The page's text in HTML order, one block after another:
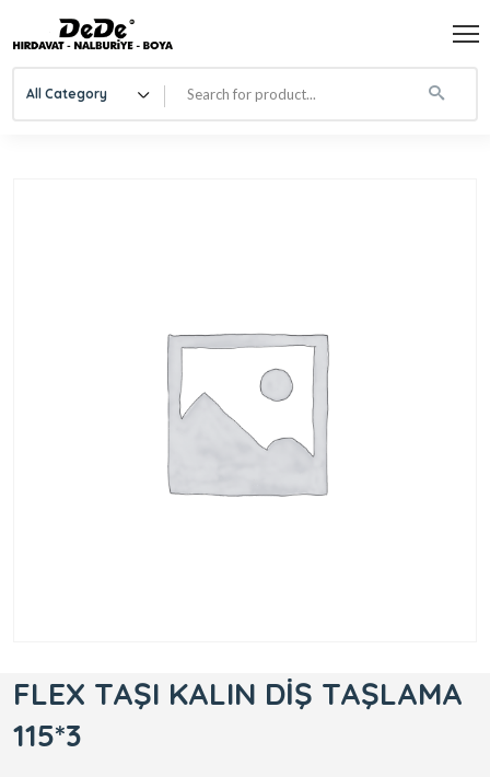
All Category
FLEX TAŞI KALIN DİŞ TAŞLAMA
115*3